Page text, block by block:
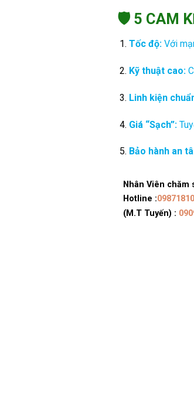
🛡️ 5 CAM
Tốc độ: Với
Kỹ thuật cao:
Linh kiện
Giá “Sạch”:
Bảo hành an
Nhân Viên chăm
Hotline :
(M.T Tuyến) :